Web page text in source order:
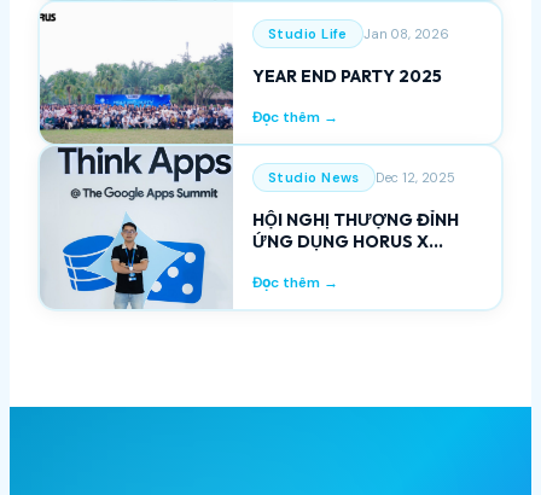
Studio Life Jan 08, 2026
YEAR END PARTY 2025
Đọc thêm →
Studio News Dec 12, 2025
HỘI NGHỊ THƯỢNG ĐỈNH
ỨNG DỤNG HORUS X
Đọc thêm →